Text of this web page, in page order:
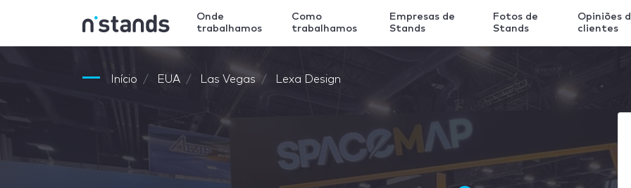
Onde
trabalhamos
Como
trabalhamos
Empresas de
Stands
Fotos de
Stands
Opiniões
clientes
Início EUA Las Vegas Lexa Design